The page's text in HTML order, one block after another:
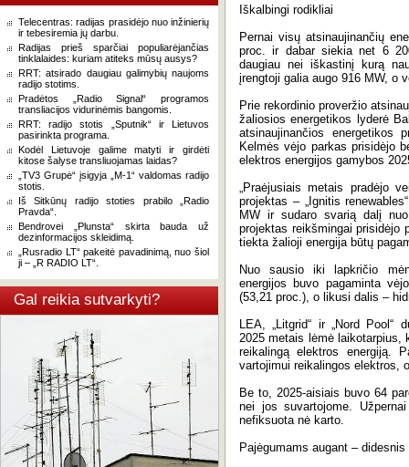
Telecentras: radijas prasidėjo nuo inžinierių
ir tebesiremia jų darbu.
Radijas prieš sparčiai populiarėjančias
tinklalaides: kuriam atiteks mūsų ausys?
RRT: atsirado daugiau galimybių naujoms
radijo stotims.
Pradėtos „Radio Signal“ programos
transliacijos vidurinėmis bangomis.
RRT: radijo stotis „Sputnik“ ir Lietuvos
pasirinkta programa.
Kodėl Lietuvoje galime matyti ir girdėti
kitose šalyse transliuojamas laidas?
„TV3 Grupė“ įsigyja „M-1“ valdomas radijo
stotis.
Iš Sitkūnų radijo stoties prabilo „Radio
Pravda“.
Bendrovei „Plunsta“ skirta bauda už
dezinformacijos skleidimą.
„Rusradio LT“ pakeitė pavadinimą, nuo šiol
ji – „R RADIO LT“.
Gal reikia sutvarkyti?
Iškalbingi rodikliai
Pernai visų atsinaujinančių
proc. ir dabar siekia net 6
daugiau nei iškastinį kurą
įrengtoji galia augo 916 MW, o
Prie rekordinio proveržio
žaliosios energetikos lyderė
atsinaujinančios
Kelmės vėjo parkas prisidėjo
elektros energijos gamybos
„Praėjusiais metais pradėjo
projektas – „Ignitis
MW ir sudaro svarią dalį
projektas reikšmingai prisidėjo
tiekta žalioji energija būtų
Nuo sausio iki lapkričio
energijos buvo pagaminta
(53,21 proc.), o likusi dalis –
LEA, „Litgrid“ ir „Nord Pool“
2025 metais lėmė laikotarpius,
reikalingą elektros energiją.
vartojimui reikalingos elektros,
Be to, 2025-aisiais buvo 64
nei jos suvartojome.
nefiksuota nė karto.
Pajėgumams augant –